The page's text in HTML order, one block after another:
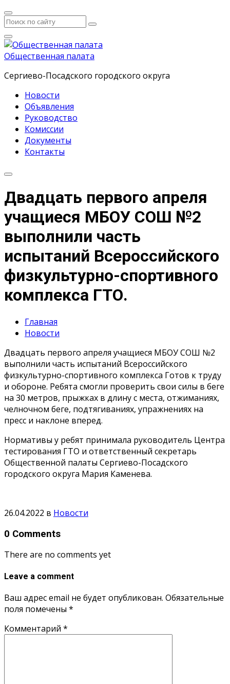
Общественная палата
Сергиево-Посадского городского округа
Новости
Объявления
Руководство
Комиссии
Документы
Контакты
Двадцать первого апреля
учащиеся МБОУ СОШ №2
выполнили часть
испытаний Всероссийского
физкультурно-спортивного
комплекса ГТО.
Главная
Новости
Двадцать первого апреля учащиеся МБОУ СОШ №2
выполнили часть испытаний Всероссийского
физкультурно-спортивного комплекса Готов к труду
и обороне. Ребята смогли проверить свои силы в беге
на 30 метров, прыжках в длину с места, отжиманиях,
челночном беге, подтягиваниях, упражнениях на
пресс и наклоне вперед.
Нормативы у ребят принимала руководитель Центра
тестирования ГТО и ответственный секретарь
Общественной палаты Сергиево-Посадского
городского округа Мария Каменева.
26.04.2022 в Новости
0 Comments
There are no comments yet
Leave a comment
Ваш адрес email не будет опубликован. Обязательные
поля помечены *
Комментарий *